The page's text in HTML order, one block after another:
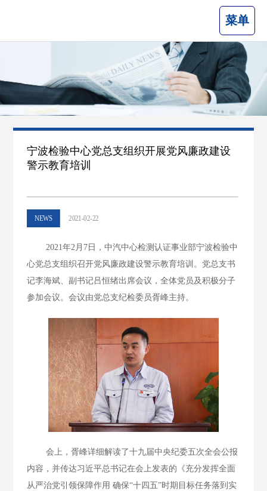
菜单
宁波检验中心党总支组织开展党风廉政建设
警示教育培训
NEWS 2021-02-22
2021年2月7日，中汽中心检测认证事业部宁波检验中
心党总支组织召开党风廉政建设警示教育培训。党总支书
记李海斌、副书记吕恒绪出席会议，全体党员及积极分子
参加会议。会议由党总支纪检委员胥峰主持。
会上，胥峰详细解读了十九届中央纪委五次全会公报
内容，并传达习近平总书记在会上发表的《充分发挥全面
从严治党引领保障作用 确保“十四五”时期目标任务落到实